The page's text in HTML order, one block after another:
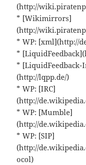
(http://
* [Wikimirrors]
(http://
* WP: [xml](http://
*
* [LiquidFeedback-
(http://lqpp.de/)
* WP: [IRC]
(http://
* WP: [Mumble]
(http://
* WP: [SIP]
(http://
ocol)